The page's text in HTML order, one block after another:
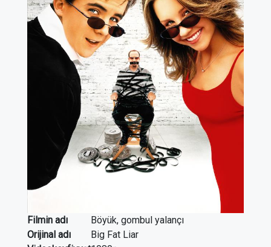
Filmin adı
Böyük, gombul yalançı
Orijinal adı
Big Fat Liar